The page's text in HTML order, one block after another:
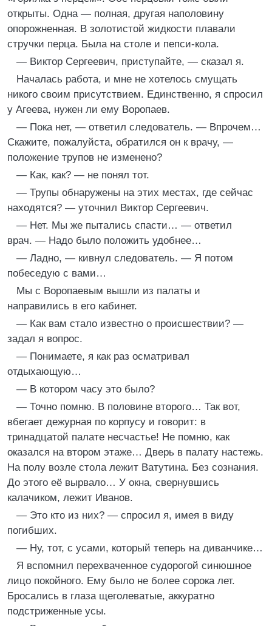
открыты. Одна — полная, другая наполовину
опорожненная. В золотистой жидкости плавали
стручки перца. Была на столе и пепси-кола.
— Виктор Сергеевич, приступайте, — сказал я.
Началась работа, и мне не хотелось смущать
никого своим присутствием. Единственно, я спросил
у Агеева, нужен ли ему Воропаев.
— Пока нет, — ответил следователь. — Впрочем…
Скажите, пожалуйста, обратился он к врачу, —
положение трупов не изменено?
— Как, как? — не понял тот.
— Трупы обнаружены на этих местах, где сейчас
находятся? — уточнил Виктор Сергеевич.
— Нет. Мы же пытались спасти… — ответил
врач. — Надо было положить удобнее…
— Ладно, — кивнул следователь. — Я потом
побеседую с вами…
Мы с Воропаевым вышли из палаты и
направились в его кабинет.
— Как вам стало известно о происшествии? —
задал я вопрос.
— Понимаете, я как раз осматривал
отдыхающую…
— В котором часу это было?
— Точно помню. В половине второго… Так вот,
вбегает дежурная по корпусу и говорит: в
тринадцатой палате несчастье! Не помню, как
оказался на втором этаже… Дверь в палату настежь.
На полу возле стола лежит Ватутина. Без сознания.
До этого её вырвало… У окна, свернувшись
калачиком, лежит Иванов.
— Это кто из них? — спросил я, имея в виду
погибших.
— Ну, тот, с усами, который теперь на диванчике…
Я вспомнил перехваченное судорогой синюшное
лицо покойного. Ему было не более сорока лет.
Бросались в глаза щеголеватые, аккуратно
подстриженные усы.